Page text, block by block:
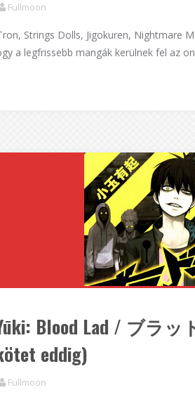
Fullmoon
Strings Dolls, Jigokuren, Nightmare
a legfrissebb mangák kerülnek fel az
Blood Lad / ブラ
eddig)
Fullmoon